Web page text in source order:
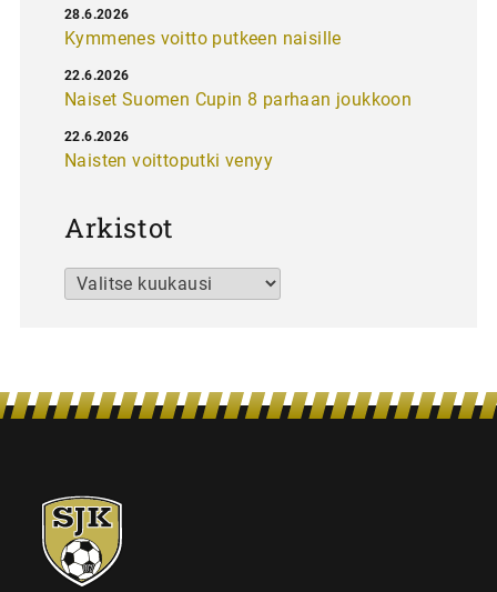
Kymmenes voitto putkeen naisille
28.6.2026
Naiset Suomen Cupin 8 parhaan joukkoon
22.6.2026
Naisten voittoputki venyy
22.6.2026
Arkistot
Arkistot
SJK-
juniorit